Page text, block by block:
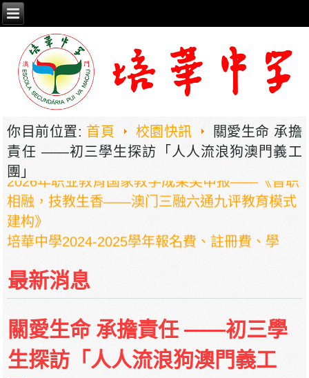
你目前位置: 首頁 校園快訊
關愛生命 承擔
責任 ——初三學生探訪「人人流浪狗澳門義工
團」
2026年职业教育国家教学成果奖申报——《普职
相融，技教生香——澳门三融六通九评教育模式
建构》
培華中學2024-2025學年報名費、註冊費、學
項目
培華中學收費項目一覽表
停課通知
最新消息
關愛生命 承擔責任 ——初三學
生探訪「人人流浪狗澳門義工